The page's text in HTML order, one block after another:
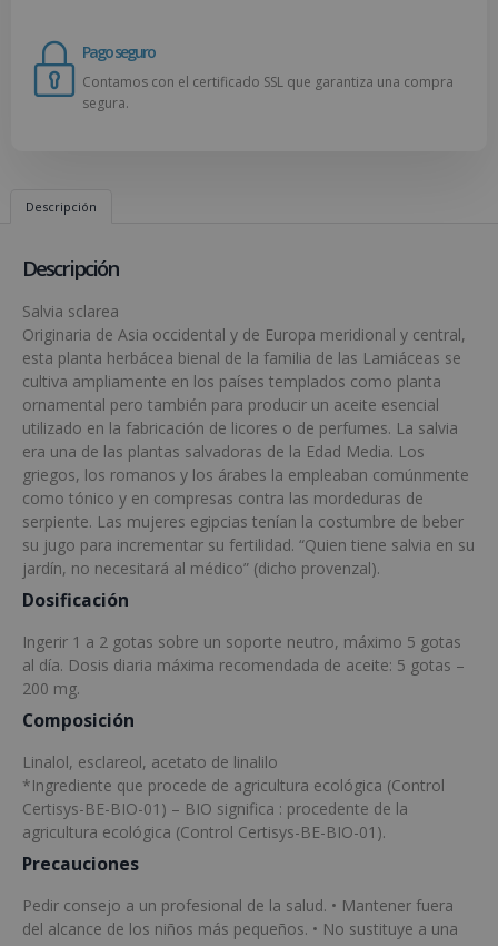
Pago seguro
Contamos con el certificado SSL que garantiza una compra
segura.
Descripción
Descripción
Salvia sclarea
Originaria de Asia occidental y de Europa meridional y central,
esta planta herbácea bienal de la familia de las Lamiáceas se
cultiva ampliamente en los países templados como planta
ornamental pero también para producir un aceite esencial
utilizado en la fabricación de licores o de perfumes. La salvia
era una de las plantas salvadoras de la Edad Media. Los
griegos, los romanos y los árabes la empleaban comúnmente
como tónico y en compresas contra las mordeduras de
serpiente. Las mujeres egipcias tenían la costumbre de beber
su jugo para incrementar su fertilidad. “Quien tiene salvia en su
jardín, no necesitará al médico” (dicho provenzal).
Dosificación
Ingerir 1 a 2 gotas sobre un soporte neutro, máximo 5 gotas
al día. Dosis diaria máxima recomendada de aceite: 5 gotas –
200 mg.
Composición
Linalol, esclareol, acetato de linalilo
*Ingrediente que procede de agricultura ecológica (Control
Certisys-BE-BIO-01) – BIO significa : procedente de la
agricultura ecológica (Control Certisys-BE-BIO-01).
Precauciones
Pedir consejo a un profesional de la salud. • Mantener fuera
del alcance de los niños más pequeños. • No sustituye a una